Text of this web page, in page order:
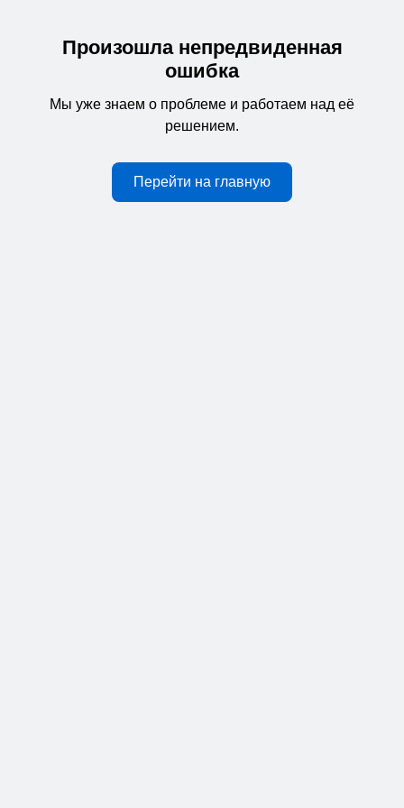
Произошла непредвиденная
ошибка
Мы уже знаем о проблеме и работаем над её
решением.
Перейти на главную